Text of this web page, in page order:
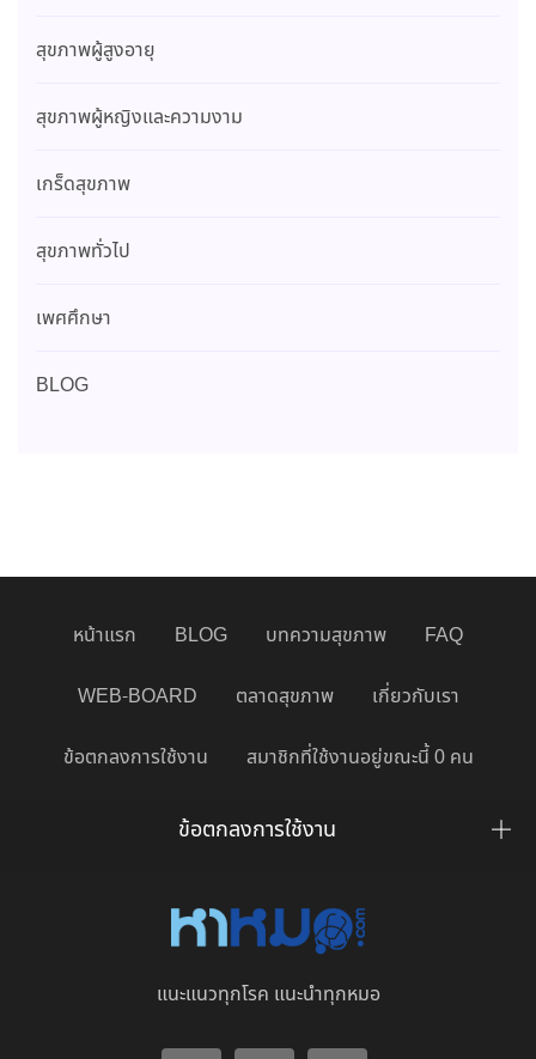
สุขภาพผู้สูงอายุ
สุขภาพผู้หญิงและความงาม
เกร็ดสุขภาพ
สุขภาพทั่วไป
เพศศึกษา
BLOG
หน้าแรก BLOG บทความสุขภาพ FAQ
WEB-BOARD ตลาดสุขภาพ เกี่ยวกับเรา
ข้อตกลงการใช้งาน สมาชิกที่ใช้งานอยู่ขณะนี้ 0 คน
ข้อตกลงการใช้งาน
แนะแนวทุกโรค แนะนำทุกหมอ